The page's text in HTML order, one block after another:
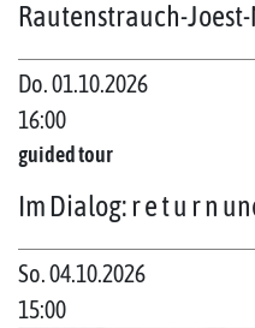
Rautenstrauch-
Do. 01.10.2026
16:00
guided tour
Im Dialog: r e t u r n
So. 04.10.2026
15:00